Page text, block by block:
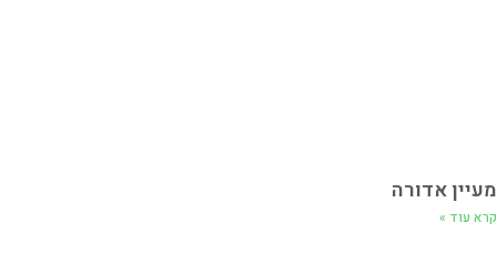
מעיין אדורה
קרא עוד »